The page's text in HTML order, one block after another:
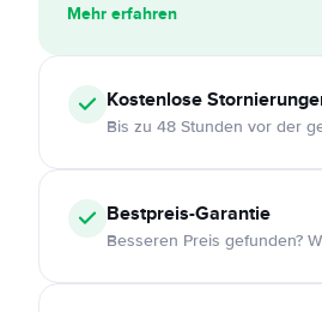
Mehr erfahren
Kostenlose
Bis zu 48 Stunden vor der
Bestpreis-Garantie
Besseren Preis gefunden?